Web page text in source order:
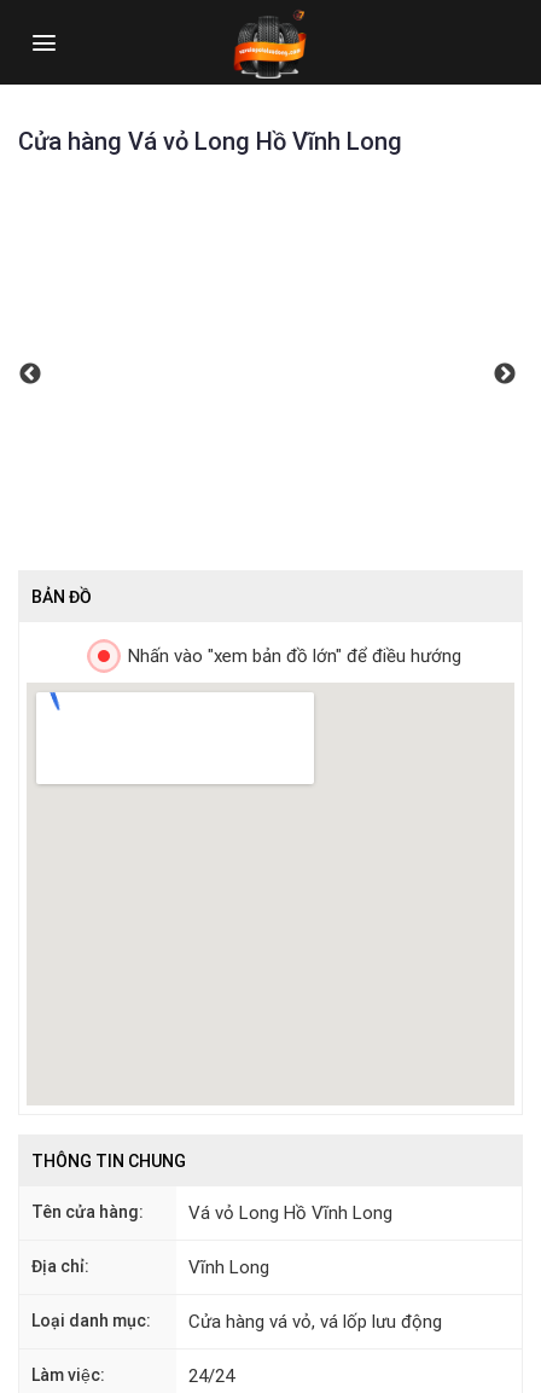
Cửa hàng Vá vỏ Long Hồ Vĩnh Long
BẢN ĐỒ
Nhấn vào "xem bản đồ lớn" để điều hướng
THÔNG TIN CHUNG
Tên cửa hàng: Vá vỏ Long Hồ Vĩnh Long
Địa chỉ: Vĩnh Long
Loại danh mục: Cửa hàng vá vỏ, vá lốp lưu động
Làm việc: 24/24